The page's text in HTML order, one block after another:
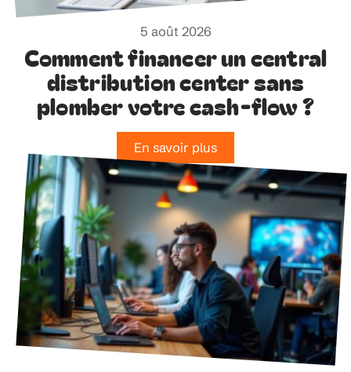
5 août 2026
Comment financer un central
distribution center sans
plomber votre cash-flow ?
En savoir plus